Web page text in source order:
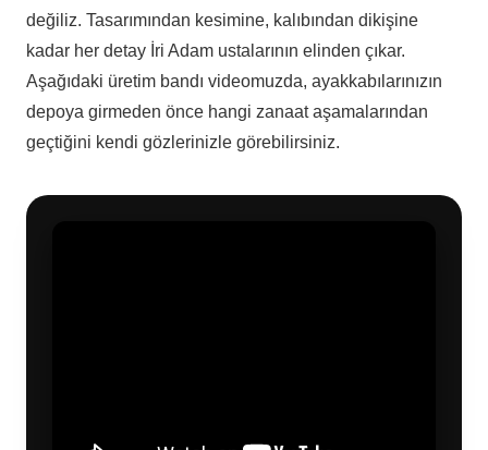
değiliz. Tasarımından kesimine, kalıbından dikişine
kadar her detay İri Adam ustalarının elinden çıkar.
Aşağıdaki üretim bandı videomuzda, ayakkabılarınızın
depoya girmeden önce hangi zanaat aşamalarından
geçtiğini kendi gözlerinizle görebilirsiniz.